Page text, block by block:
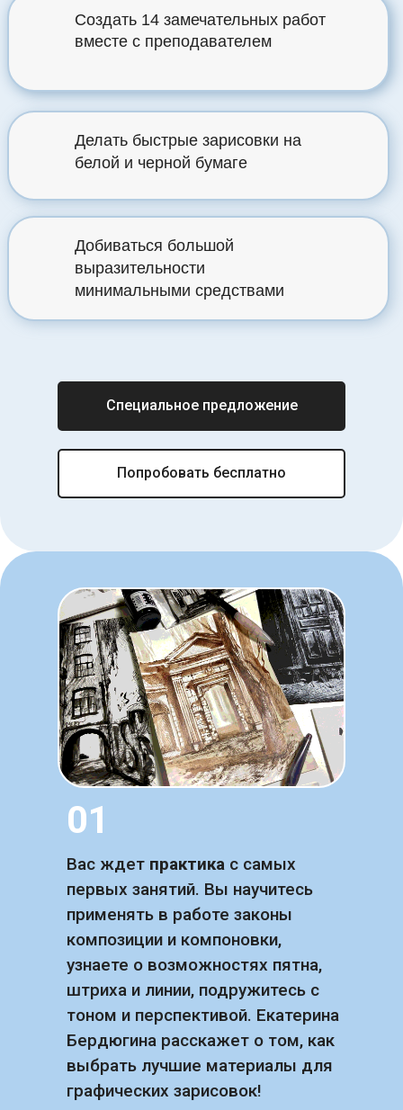
Создать 14 замечательных работ
вместе с преподавателем
Добиваться большой
выразительности
минимальными средствами
Делать быстрые зарисовки на
белой и черной бумаге
Специальное предложение
Попробовать бесплатно
Вас ждет практика с самых
первых занятий. Вы научитесь
применять в работе законы
композиции и компоновки,
узнаете о возможностях пятна,
штриха и линии, подружитесь с
тоном и перспективой. Екатерина
Бердюгина расскажет о том, как
выбрать лучшие материалы для
графических зарисовок!
01